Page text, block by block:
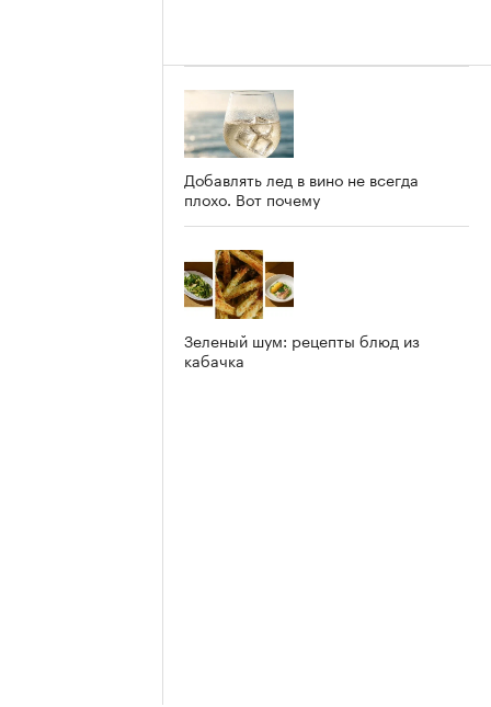
Добавлять лед в вино не всегда
плохо. Вот почему
Зеленый шум: рецепты блюд из
кабачка